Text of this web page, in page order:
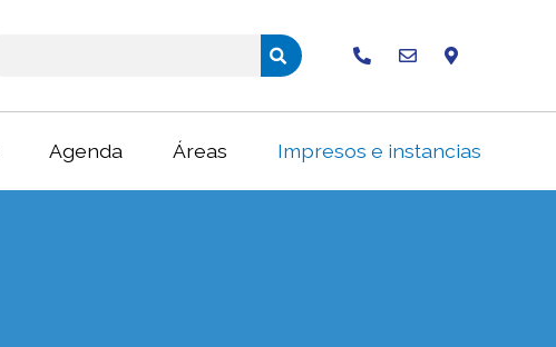
Agenda Áreas Impresos e instancias